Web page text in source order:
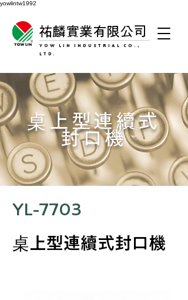
yowlintw1992
祐麟實業有限公司
YOW LIN INDUSTRIAL CO.,
LTD.
​桌上型連續式
封口機
YL-7703
桌上型連續式封口機